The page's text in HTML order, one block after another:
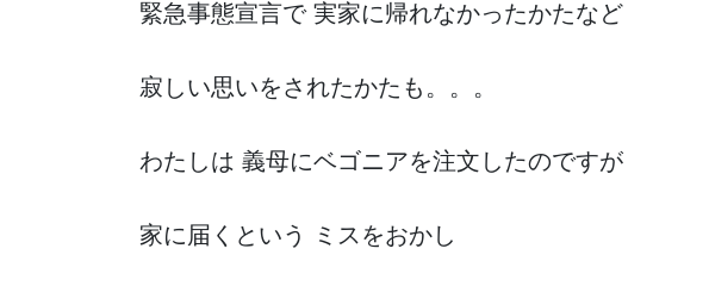
緊急事態宣言で 実家に帰れなかったかたなど
寂しい思いをされたかたも。。。
わたしは 義母にベゴニアを注文したのですが
家に届くという ミスをおかし